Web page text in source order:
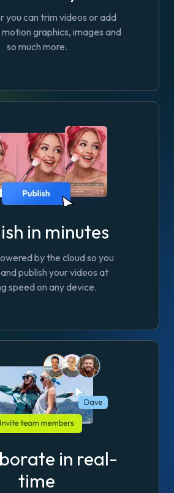
you can trim videos or add
graphics, images and
so much more.
in minutes
by the cloud so you
publish your videos at
speed on any device.
in real-
time